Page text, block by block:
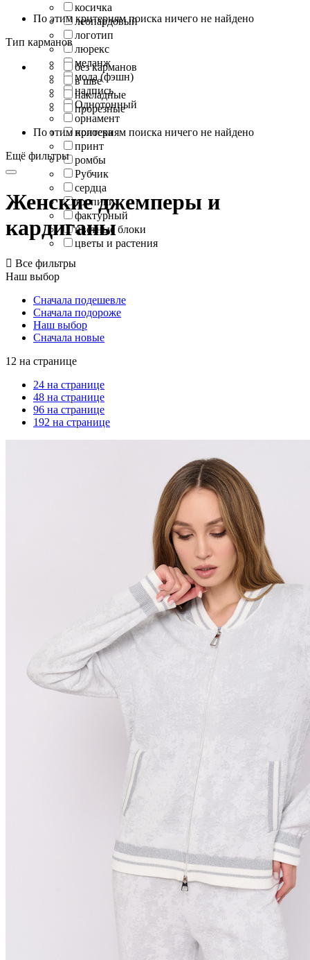
косичка
леопардовый
логотип
люрекс
меланж
мода (фэшн)
надпись
Однотонный
орнамент
полоска
принт
ромбы
Рубчик
сердца
тропики
фактурный
цветные блоки
цветы и растения
По этим критериям поиска ничего не найдено
Тип карманов
без карманов
в шве
накладные
прорезные
По этим критериям поиска ничего не найдено
Ещё фильтры
Женские джемперы и
кардиганы
 Все фильтры
Наш выбор
Сначала подешевле
Сначала подороже
Наш выбор
Сначала новые
12 на странице
24 на странице
48 на странице
96 на странице
192 на странице